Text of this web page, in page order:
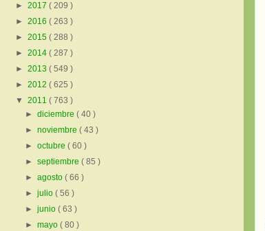
► 2017 ( 209 )
► 2016 ( 263 )
► 2015 ( 288 )
► 2014 ( 287 )
► 2013 ( 549 )
► 2012 ( 625 )
▼ 2011 ( 763 )
►diciembre( 40 )
►noviembre( 43 )
►octubre( 60 )
►septiembre( 85 )
►agosto( 66 )
►julio( 56 )
►junio( 63 )
►mayo( 80 )